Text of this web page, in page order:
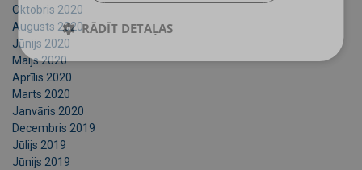
Oktobris 2020
Augusts 2020
Jūnijs 2020
Maijs 2020
Aprīlis 2020
Marts 2020
Janvāris 2020
Decembris 2019
Jūlijs 2019
Jūnijs 2019
RĀDĪT DETAĻAS